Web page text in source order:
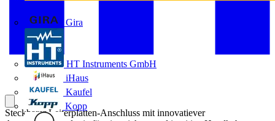
Gira
HT Instruments GmbH
iHaus
Kaufel
Kopp
Steckbarer Leiterplatten-Anschluss mit innovatiever